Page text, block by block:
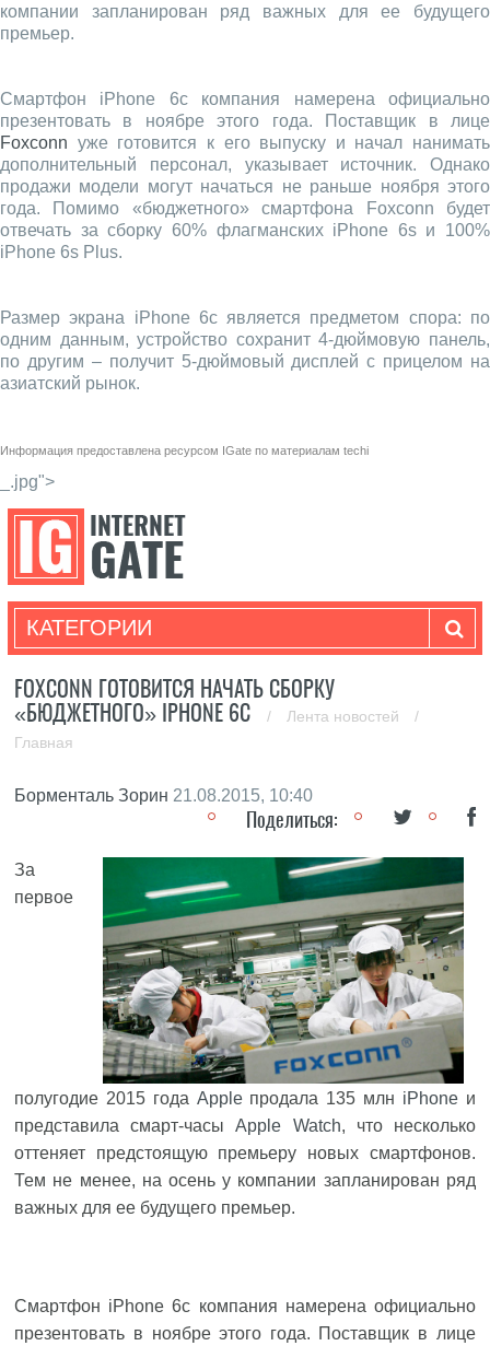
компании запланирован ряд важных для ее будущего
премьер.
Смартфон iPhone 6c компания намерена официально
презентовать в ноябре этого года. Поставщик в лице
Foxconn уже готовится к его выпуску и начал нанимать
дополнительный персонал, указывает источник. Однако
продажи модели могут начаться не раньше ноября этого
года. Помимо «бюджетного» смартфона Foxconn будет
отвечать за сборку 60% флагманских iPhone 6s и 100%
iPhone 6s Plus.
Размер экрана iPhone 6c является предметом спора: по
одним данным, устройство сохранит 4-дюймовую панель,
по другим – получит 5-дюймовый дисплей c прицелом на
азиатский рынок.
Информация предоставлена ресурсом IGate по материалам techi
_.jpg">
КАТЕГОРИИ
FOXCONN ГОТОВИТСЯ НАЧАТЬ СБОРКУ
«БЮДЖЕТНОГО» IPHONE 6C
/ Лента новостей
/
Главная
Борменталь Зорин 21.08.2015, 10:40
Поделиться:
За
первое
полугодие 2015 года Appleпродала 135 млн iPhoneи
представила смарт-часыApple Watch, что несколько
оттеняет предстоящую премьеру новых смартфонов.
Тем не менее, на осень у компании запланирован ряд
важных для ее будущего премьер.
Смартфон iPhone 6c компания намерена официально
презентовать в ноябре этого года. Поставщик в лице